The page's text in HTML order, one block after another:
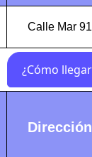
Calle Mar 91
Dirección